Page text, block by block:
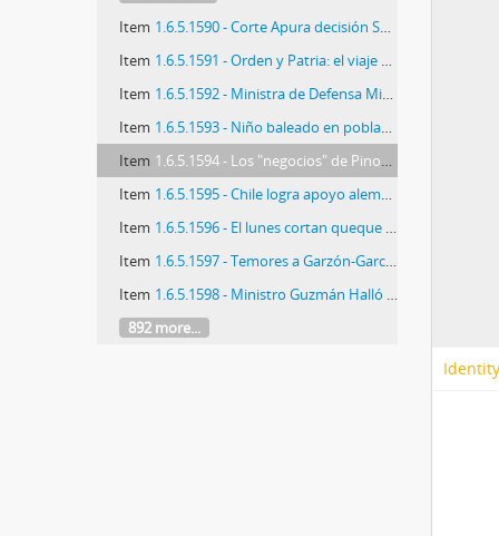
Item 1.6.5.1590 - Corte Apura decisión Sobre Pinochet
Item 1.6.5.1591 - Orden y Patria: el viaje de Lagos a Europa
Item 1.6.5.1592 - Ministra de Defensa Michelle Bachelet "La Concertación en un momento perdió su sentido"
Item 1.6.5.1593 - Niño baleado en población Yungay es hijo de ex frentista encarcelado en Colina II
Item 1.6.5.1594 - Los "negocios" de Pinochet y familia
Item 1.6.5.1595 - Chile logra apoyo alemán para negociación con UE
Item 1.6.5.1596 - El lunes cortan queque de sobreseimiento a Pinochet
Item 1.6.5.1597 - Temores a Garzón-Garcés
Item 1.6.5.1598 - Ministro Guzmán Halló Restos Óseos
892 more...